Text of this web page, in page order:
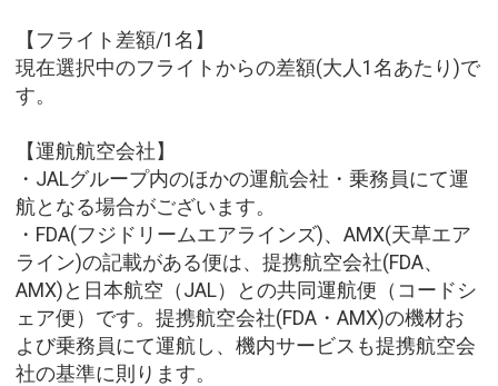
【フライト差額/1名】
現在選択中のフライトからの差額(大人1名あたり)で
す。
【運航航空会社】
・JALグループ内のほかの運航会社・乗務員にて運
航となる場合がございます。
・FDA(フジドリームエアラインズ)、AMX(天草エア
ライン)の記載がある便は、提携航空会社(FDA、
AMX)と日本航空（JAL）との共同運航便（コードシ
ェア便）です。提携航空会社(FDA・AMX)の機材お
よび乗務員にて運航し、機内サービスも提携航空会
社の基準に則ります。